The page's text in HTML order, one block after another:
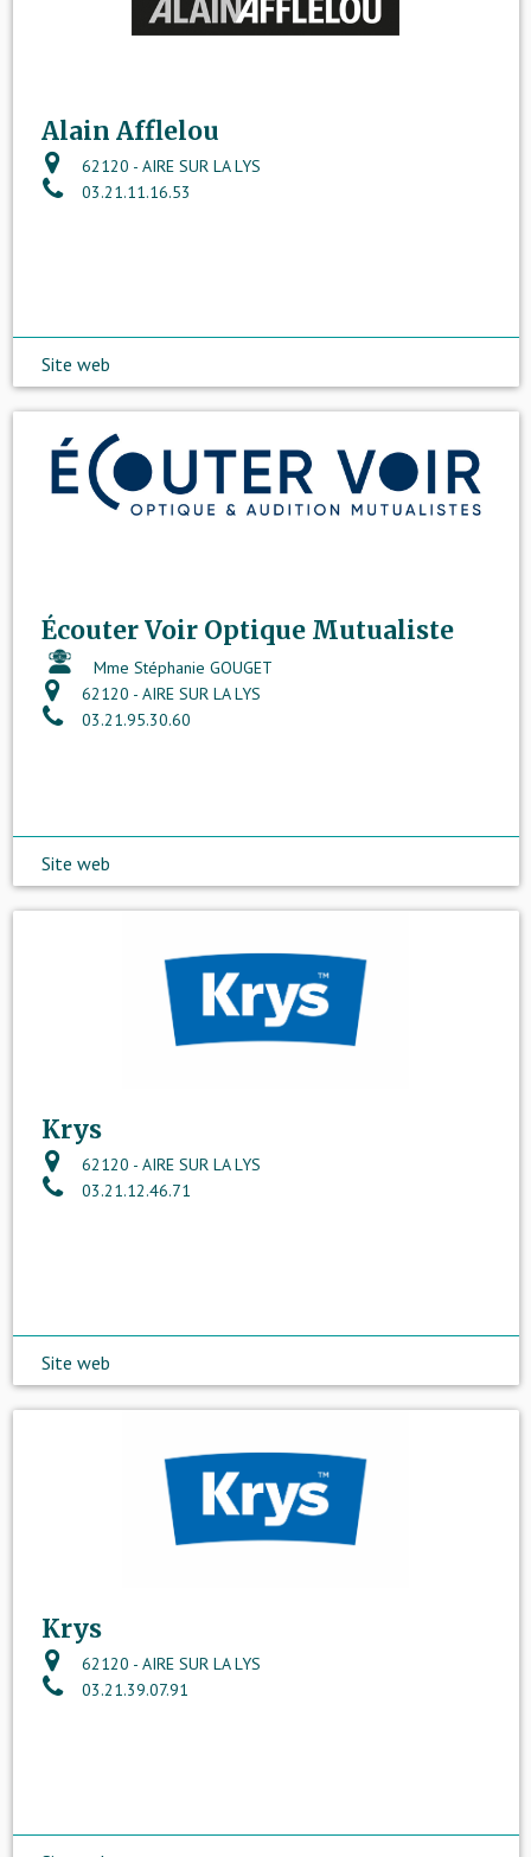
Alain Afflelou
62120 - AIRE SUR LA LYS
03.21.11.16.53
Site web
Écouter Voir Optique Mutualiste
Mme Stéphanie GOUGET
62120 - AIRE SUR LA LYS
03.21.95.30.60
Site web
Krys
62120 - AIRE SUR LA LYS
03.21.12.46.71
Site web
Krys
62120 - AIRE SUR LA LYS
03.21.39.07.91